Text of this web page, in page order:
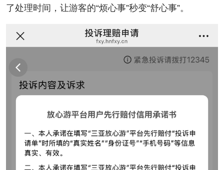
了处理时间，让游客的“烦心事”秒变“舒心事”。